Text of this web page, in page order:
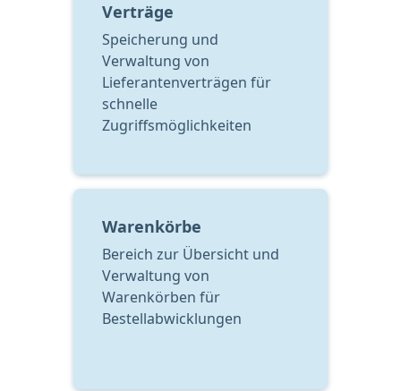
Verträge
Speicherung und
Verwaltung von
Lieferantenverträgen für
schnelle
Zugriffsmöglichkeiten
Warenkörbe
Bereich zur Übersicht und
Verwaltung von
Warenkörben für
Bestellabwicklungen